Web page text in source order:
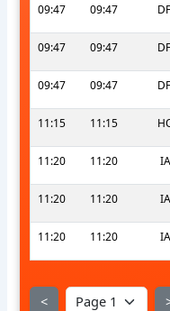
09:47 09:47
09:47 09:47
09:47 09:47
11:15 11:15
11:20 11:20
11:20 11:20
11:20 11:20
<